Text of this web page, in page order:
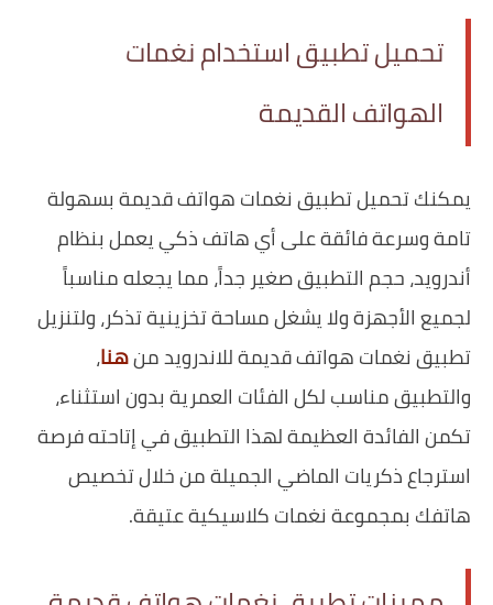
تحميل تطبيق استخدام نغمات
الهواتف القديمة
يمكنك تحميل تطبيق نغمات هواتف قديمة بسهولة
تامة وسرعة فائقة على أي هاتف ذكي يعمل بنظام
أندرويد، حجم التطبيق صغير جداً، مما يجعله مناسباً
لجميع الأجهزة ولا يشغل مساحة تخزينية تذكر، ولتنزيل
تطبيق نغمات هواتف قديمة للاندرويد منهنا،
والتطبيق مناسب لكل الفئات العمرية بدون استثناء،
تكمن الفائدة العظيمة لهذا التطبيق في إتاحته فرصة
استرجاع ذكريات الماضي الجميلة من خلال تخصيص
هاتفك بمجموعة نغمات كلاسيكية عتيقة.